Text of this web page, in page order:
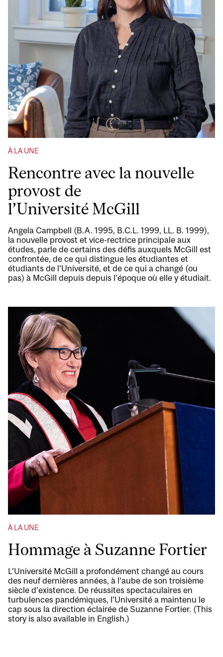
À LA UNE
Rencontre avec la nouvelle
provost de
l’Université McGill
Angela Campbell (B.A. 1995, B.C.L. 1999, LL. B. 1999),
la nouvelle provost et vice-rectrice principale aux
études, parle de certains des défis auxquels McGill est
confrontée, de ce qui distingue les étudiantes et
étudiants de l’Université, et de ce qui a changé (ou
pas) à McGill depuis depuis l’époque où elle y étudiait.
À LA UNE
Hommage à Suzanne Fortier
L’Université McGill a profondément changé au cours
des neuf dernières années, à l’aube de son troisième
siècle d’existence. De réussites spectaculaires en
turbulences pandémiques, l’Université a maintenu le
cap sous la direction éclairée de Suzanne Fortier. (This
story is also available in English.)